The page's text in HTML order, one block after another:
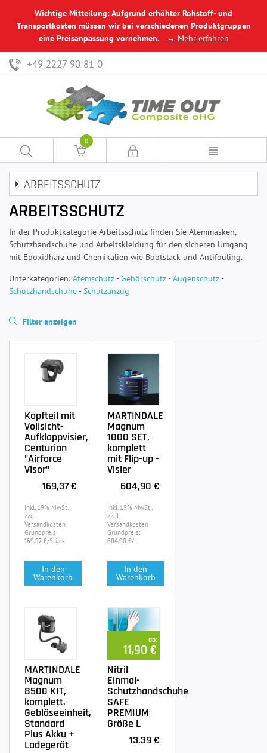
Wichtige Mitteilung: Aufgrund erhöhter Rohstoff- und
Transportkosten müssen wir bei verschiedenen Produktgruppen
eine Preisanpassung vornehmen.
→ Mehr erfahren
+49 2227 90 81 0
0
ARBEITSSCHUTZ
ARBEITSSCHUTZ
In der Produktkategorie Arbeitsschutz finden Sie Atemmasken,
Schutzhandschuhe und Arbeitskleidung für den sicheren Umgang
mit Epoxidharz und Chemikalien wie Bootslack und Antifouling.
Unterkategorien: Atemschutz-Gehörschutz-Augenschutz-
Schutzhandschuhe-Schutzanzug
Filter anzeigen
Kopfteil mit
Vollsicht-
Aufklappvisier,
Centurion
"Airforce
Visor"
169,37 €
Inkl. 19% MwSt.,
zzgl.
Versandkosten
Grundpreis:
169,37 €/Stück
In den
Warenkorb
MARTINDALE
Magnum
1000 SET,
komplett
mit Flip-up -
Visier
604,90 €
Inkl. 19% MwSt.,
zzgl.
Versandkosten
Grundpreis:
604,90 €/-
In den
Warenkorb
MARTINDALE
Magnum
8500 KIT,
komplett,
Gebläseeinheit,
Standard
Plus Akku +
Ladegerät
ab:
11,90 €
Nitril
Einmal-
Schutzhandschuhe
SAFE
PREMIUM
Größe L
13,39 €